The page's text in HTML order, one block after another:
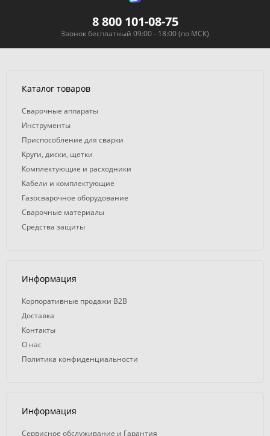
8 800 101-08-75
Звонок бесплатный 09:00 - 18:00 (по МСК)
Каталог товаров
Сварочные аппараты
Инструменты
Приспособление для сварки
Круги, диски, щетки
Комплектующие и расходники
Кабели и комплектующие
Газосварочное оборудование
Сварочные материалы
Средства защиты
Информация
Корпоративные продажи B2B
Доставка
Контакты
О нас
Политика конфиденциальности
Информация
Сервисное обслуживание и Гарантия